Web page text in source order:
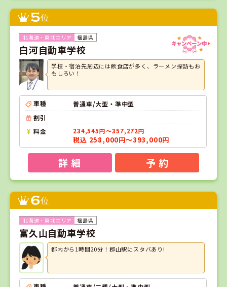
5位
福島県
白河自動車学校
学校・宿泊先周辺には飲食店が多く、ラーメン探訪もお
もしろい！
車種
普通車/大型・準中型
割引
料金
234,545円～357,272円
税込 258,000円～393,000円
詳 細 予 約
6位
福島県
富久山自動車学校
都内から1時間20分！郡山駅にスタバあり!